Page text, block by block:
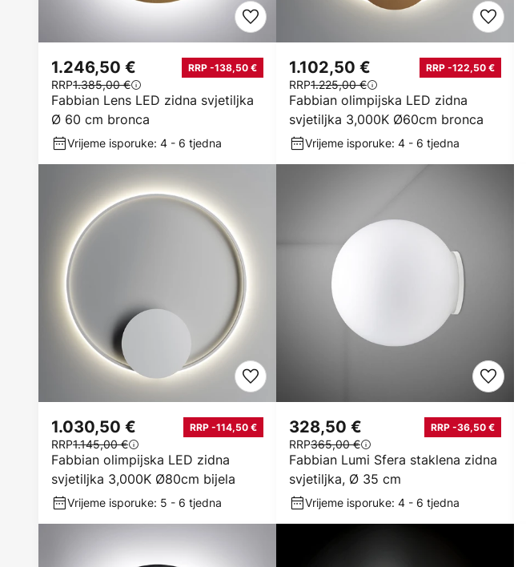
Fabbian Lens LED zidna svjetiljka
Ø 60 cm bronca
1.246,50 € RRP -138,50 €
RRP1.385,00 €
Vrijeme isporuke: 4 - 6 tjedna
Fabbian olimpijska LED zidna
svjetiljka 3,000K Ø60cm bronca
1.102,50 € RRP -122,50 €
RRP1.225,00 €
Vrijeme isporuke: 4 - 6 tjedna
Fabbian olimpijska LED zidna
svjetiljka 3,000K Ø80cm bijela
1.030,50 € RRP -114,50 €
RRP1.145,00 €
Vrijeme isporuke: 5 - 6 tjedna
Fabbian Lumi Sfera staklena zidna
svjetiljka, Ø 35 cm
328,50 € RRP -36,50 €
RRP365,00 €
Vrijeme isporuke: 4 - 6 tjedna